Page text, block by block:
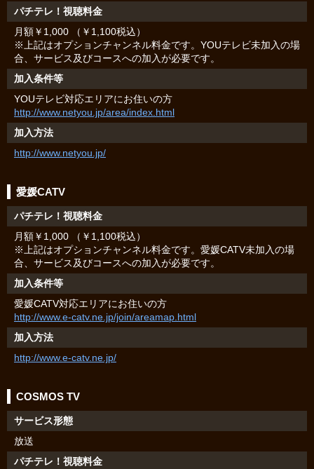
パチテレ！視聴料金
月額￥1,000 （￥1,100税込）
※上記はオプションチャンネル料金です。YOUテレビ未加入の場
合、サービス及びコースへの加入が必要です。
加入条件等
YOUテレビ対応エリアにお住いの方
http://www.netyou.jp/area/index.html
加入方法
http://www.netyou.jp/
愛媛CATV
パチテレ！視聴料金
月額￥1,000 （￥1,100税込）
※上記はオプションチャンネル料金です。愛媛CATV未加入の場
合、サービス及びコースへの加入が必要です。
加入条件等
愛媛CATV対応エリアにお住いの方
http://www.e-catv.ne.jp/join/areamap.html
加入方法
http://www.e-catv.ne.jp/
COSMOS TV
サービス形態
放送
パチテレ！視聴料金